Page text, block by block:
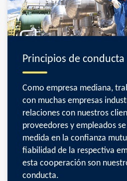
Principios de conducta
Como empresa mediana,
con muchas empresas
relaciones con nuestros
proveedores y empleados
medida en la confianza
fiabilidad de la respectiva
esta cooperación son
conducta.